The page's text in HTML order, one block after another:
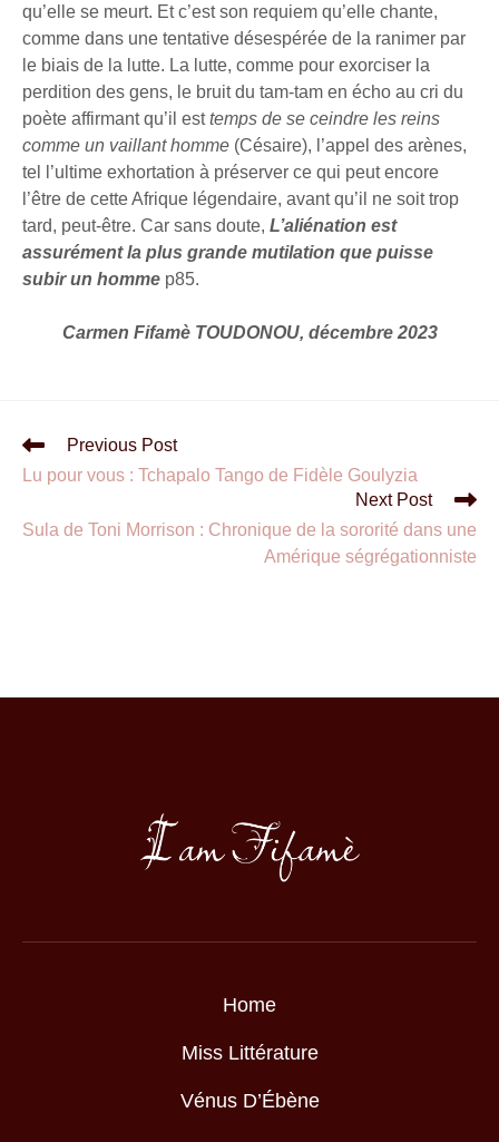
qu’elle se meurt. Et c’est son requiem qu’elle chante,
comme dans une tentative désespérée de la ranimer par
le biais de la lutte. La lutte, comme pour exorciser la
perdition des gens, le bruit du tam-tam en écho au cri du
poète affirmant qu’il esttemps de se ceindre les reins
comme un vaillant homme (Césaire), l’appel des arènes,
tel l’ultime exhortation à préserver ce qui peut encore
l’être de cette Afrique légendaire, avant qu’il ne soit trop
tard, peut-être. Car sans doute, L’aliénation est
assurément la plus grande mutilation que puisse
subir un homme p85.
Carmen Fifamè TOUDONOU, décembre 2023
Previous Post
Lu pour vous : Tchapalo Tango de Fidèle Goulyzia
Next Post
Sula de Toni Morrison : Chronique de la sororité dans une
Amérique ségrégationniste
Home
Miss Littérature
Vénus D’Ébène